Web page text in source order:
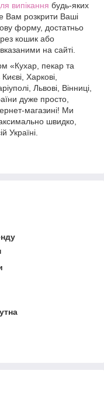
випікання будь-яких
Вам розкрити Ваші
форму, достатньо
кошик або
на сайті.
«Кухар, пекар та
Харкові,
Львові, Вінниці,
дуже просто,
магазині! Ми
швидко,
Україні.